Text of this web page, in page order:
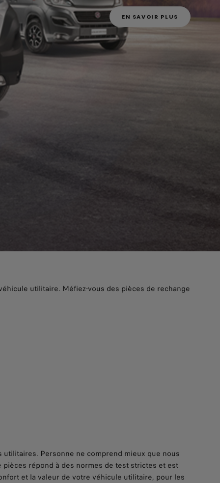
EN SAVOIR PLUS
utilitaire. Méfiez-vous des pièces de rechange
Personne ne comprend mieux que nous
répond à des normes de test strictes et est
et la valeur de votre véhicule utilitaire, pour les